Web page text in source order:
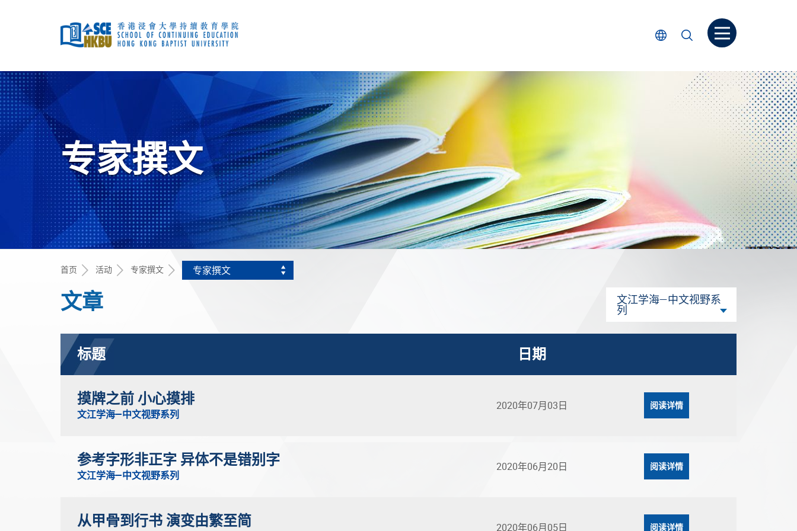
选择语言
搜索 打开菜单
开
始
主
要
内
容
专家撰文
首页 活动 专家撰文 专家撰文
文章 文江学海—中文视野系
列
标题 日期
摸牌之前 小心摸排
文江学海—中文视野系列
2020年07月03日 阅读详情
参考字形非正字 异体不是错别字
文江学海—中文视野系列
2020年06月20日 阅读详情
从甲骨到行书 演变由繁至简 2020年06月05日 阅读详情